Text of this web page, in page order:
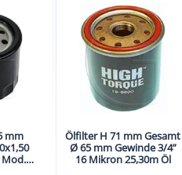
mm
Mod.
Ölfilter H 71 mm Gesamt
Ø 65 mm Gewinde 3/4”
16 Mikron 25,30m Öl